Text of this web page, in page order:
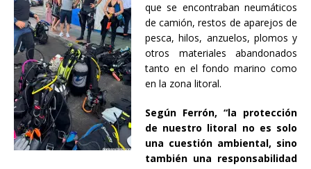
que se encontraban neumáticos
de camión, restos de aparejos de
pesca, hilos, anzuelos, plomos y
otros materiales abandonados
tanto en el fondo marino como
en la zona litoral.
Según Ferrón, “la protección
de nuestro litoral no es solo
una cuestión ambiental, sino
también una responsabilidad